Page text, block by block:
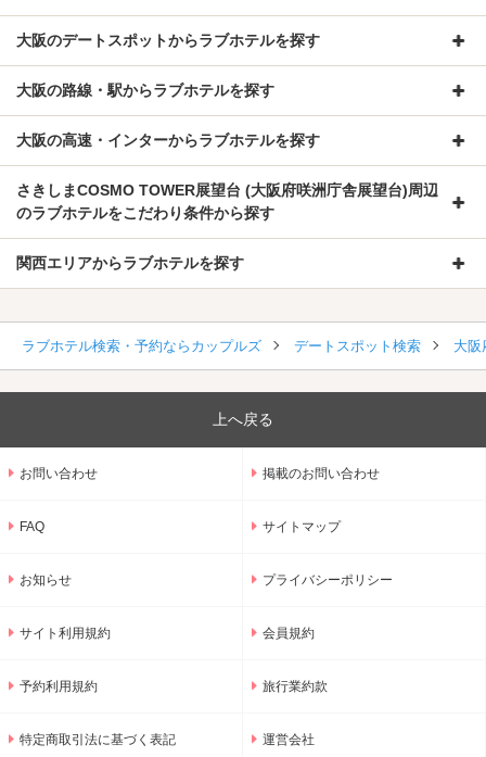
大阪のデートスポットからラブホテルを探す
大阪の路線・駅からラブホテルを探す
大阪の高速・インターからラブホテルを探す
さきしまCOSMO TOWER展望台 (大阪府咲洲庁舎展望台)周辺
のラブホテルをこだわり条件から探す
関西エリアからラブホテルを探す
ラブホテル検索・予約ならカップルズ デートスポット検索 大阪
上へ戻る
お問い合わせ 掲載のお問い合わせ
FAQ サイトマップ
お知らせ プライバシーポリシー
サイト利用規約 会員規約
予約利用規約 旅行業約款
特定商取引法に基づく表記 運営会社